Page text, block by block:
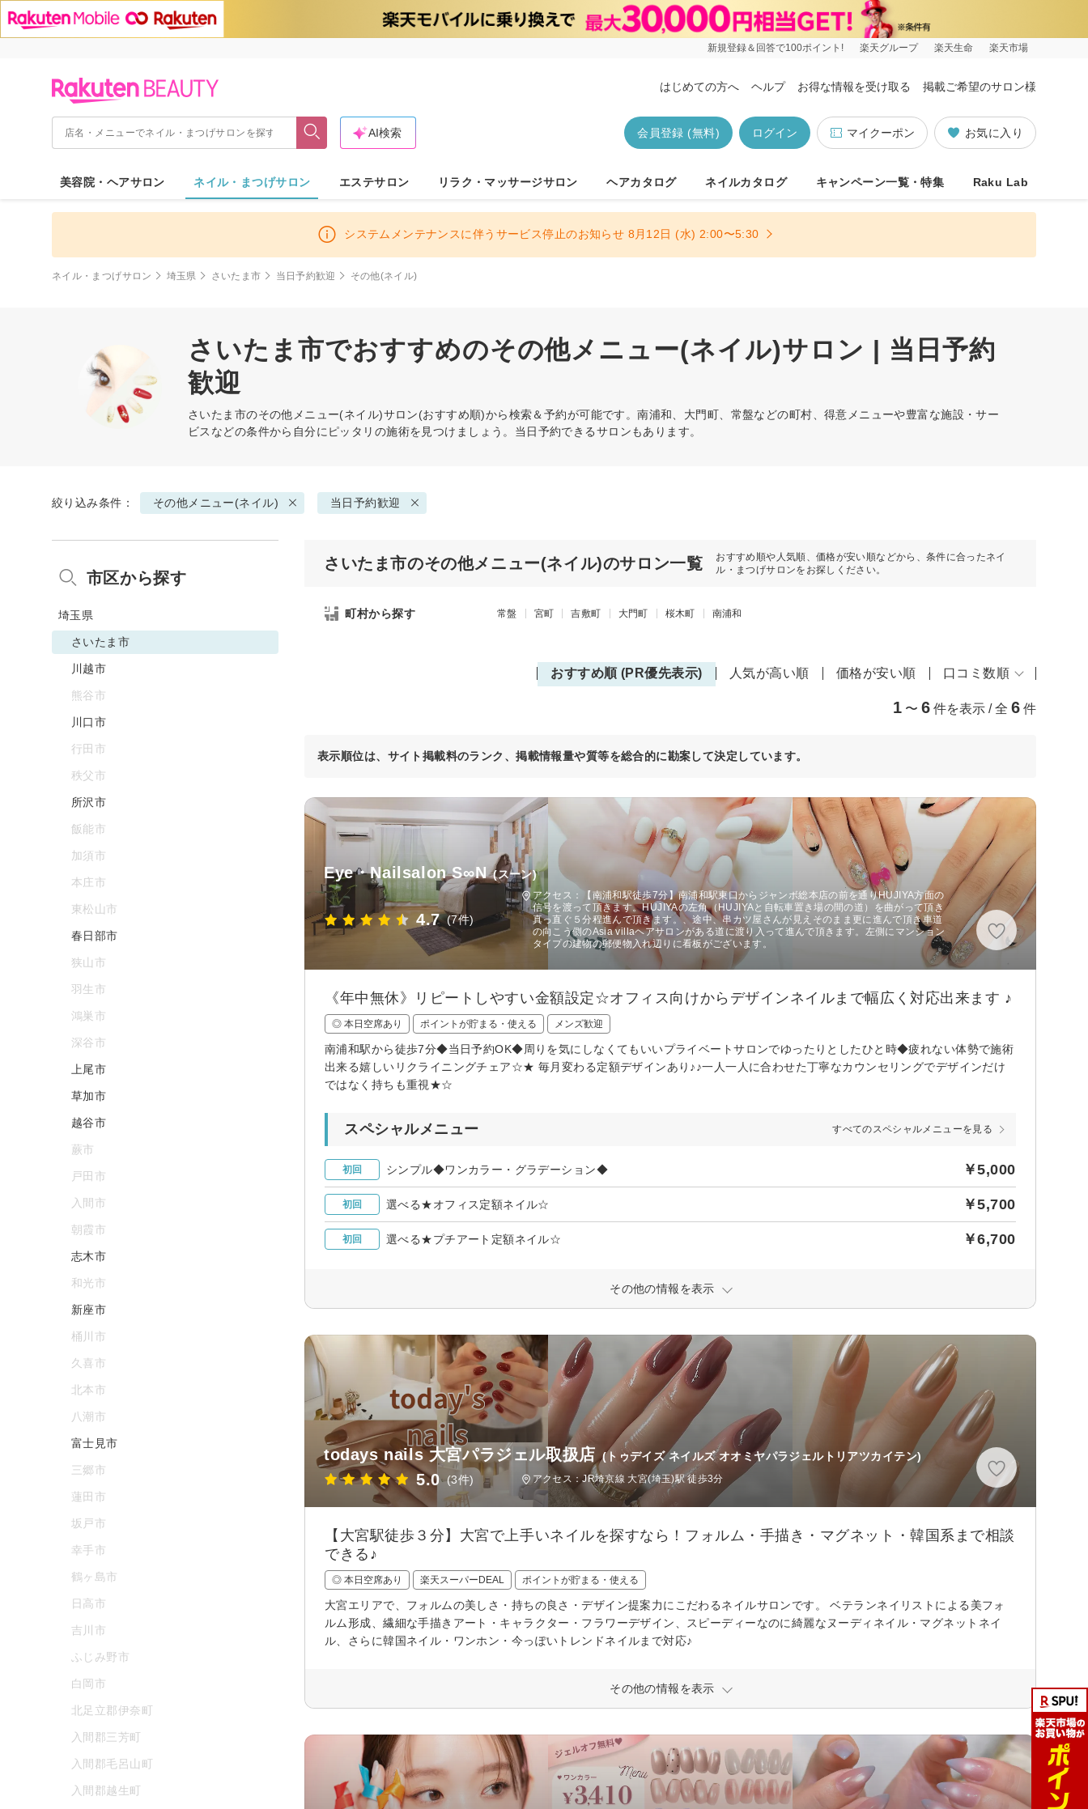
新規登録＆回答で100ポイント! 楽天グループ 楽天生命 楽天市場
はじめての方へ ヘルプ お得な情報を受け取る 掲載ご希望のサロン様
お気に入り
マイクーポン
ログイン
会員登録 (無料)
AI検索
美容院・ヘアサロン ネイル・まつげサロン エステサロン リラク・マッサージサロン ヘアカタログ ネイルカタログ キャンペーン一覧・特集 Raku Lab
システムメンテナンスに伴うサービス停止のお知らせ 8月12日 (水) 2:00〜5:30
ネイル・まつげサロン 埼玉県 さいたま市 当日予約歓迎 その他(ネイル)
さいたま市でおすすめのその他メニュー(ネイル)サロン | 当日予約
歓迎
さいたま市のその他メニュー(ネイル)サロン(おすすめ順)から検索＆予約が可能です。南浦和、大門町、常盤などの町村、得意メニューや豊富な施設・サー
ビスなどの条件から自分にピッタリの施術を見つけましょう。当日予約できるサロンもあります。
絞り込み条件： その他メニュー(ネイル) 当日予約歓迎
さいたま市のその他メニュー(ネイル)のサロン一覧
おすすめ順や人気順、価格が安い順などから、条件に合ったネイ
ル・まつげサロンをお探しください。
町村から探す 常盤 宮町 吉敷町 大門町 桜木町 南浦和
おすすめ順 (PR優先表示) 人気が高い順 価格が安い順 口コミ数順
1 〜 6 件を表示 / 全 6 件
表示順位は、サイト掲載料のランク、掲載情報量や質等を総合的に勘案して決定しています。
Eye・Nailsalon S∞N (スーン)
4.7 (7件)
アクセス：【南浦和駅徒歩7分】南浦和駅東口からジャンボ総本店の前を通りHUJIYA方面の
信号を渡って頂きます。HUJIYAの左角（HUJIYAと自転車置き場の間の道）を曲がって頂き
真っ直ぐ５分程進んで頂きます。、途中、串カツ屋さんが見えそのまま更に進んで頂き車道
の向こう側のAsia villaヘアサロンがある道に渡り入って進んで頂きます。左側にマンション
タイプの建物の郵便物入れ辺りに看板がございます。
《年中無休》リピートしやすい金額設定☆オフィス向けからデザインネイルまで幅広く対応出来ます ♪
◎ 本日空席あり ポイントが貯まる・使える メンズ歓迎
南浦和駅から徒歩7分◆当日予約OK◆周りを気にしなくてもいいプライベートサロンでゆったりとしたひと時◆疲れない体勢で施術
出来る嬉しいリクライニングチェア☆★ 毎月変わる定額デザインあり♪♪一人一人に合わせた丁寧なカウンセリングでデザインだけ
ではなく持ちも重視★☆
スペシャルメニュー すべてのスペシャルメニューを見る
初回 シンプル◆ワンカラー・グラデーション◆ ￥5,000
初回 選べる★オフィス定額ネイル☆ ￥5,700
初回 選べる★プチアート定額ネイル☆ ￥6,700
その他の情報を表示
todays nails 大宮パラジェル取扱店 (トゥデイズ ネイルズ オオミヤパラジェルトリアツカイテン)
5.0 (3件) アクセス：JR埼京線 大宮(埼玉)駅 徒歩3分
【大宮駅徒歩３分】大宮で上手いネイルを探すなら！フォルム・手描き・マグネット・韓国系まで相談
できる♪
◎ 本日空席あり 楽天スーパーDEAL ポイントが貯まる・使える
大宮エリアで、フォルムの美しさ・持ちの良さ・デザイン提案力にこだわるネイルサロンです。 ベテランネイリストによる美フォ
ルム形成、繊細な手描きアート・キャラクター・フラワーデザイン、スピーディーなのに綺麗なヌーディネイル・マグネットネイ
ル、さらに韓国ネイル・ワンホン・今っぽいトレンドネイルまで対応♪
その他の情報を表示
市区から探す
埼玉県
さいたま市
川越市
熊谷市
川口市
行田市
秩父市
所沢市
飯能市
加須市
本庄市
東松山市
春日部市
狭山市
羽生市
鴻巣市
深谷市
上尾市
草加市
越谷市
蕨市
戸田市
入間市
朝霞市
志木市
和光市
新座市
桶川市
久喜市
北本市
八潮市
富士見市
三郷市
蓮田市
坂戸市
幸手市
鶴ヶ島市
日高市
吉川市
ふじみ野市
白岡市
北足立郡伊奈町
入間郡三芳町
入間郡毛呂山町
入間郡越生町